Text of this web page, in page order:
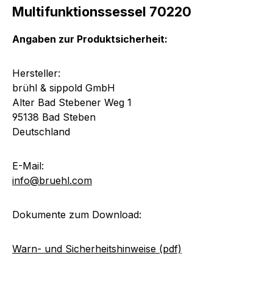
Multifunktionssessel 70220
Angaben zur Produktsicherheit:
Hersteller:
brühl & sippold GmbH
Alter Bad Stebener Weg 1
95138 Bad Steben
Deutschland
E-Mail:
info@bruehl.com
Dokumente zum Download:
Warn- und Sicherheitshinweise (pdf)